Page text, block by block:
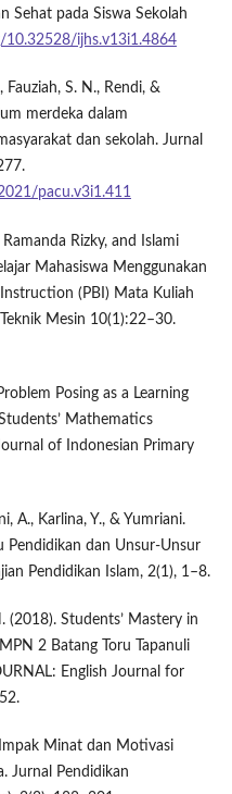
Sehat pada Siswa Sekolah
10.32528/ijhs.v13i1.4864
S. N., Rendi, &
merdeka dalam
dan sekolah. Jurnal
pacu.v3i1.411
Rizky, and Islami
Mahasiswa Menggunakan
(PBI) Mata Kuliah
Mesin 10(1):22–30.
Posing as a Learning
Mathematics
of Indonesian Primary
A., Karlina, Y., & Yumriani.
Pendidikan dan Unsur-Unsur
Pendidikan Islam, 2(1), 1–8.
(2018). Students’ Mastery in
2 Batang Toru Tapanuli
English Journal for
Minat dan Motivasi
Jurnal Pendidikan